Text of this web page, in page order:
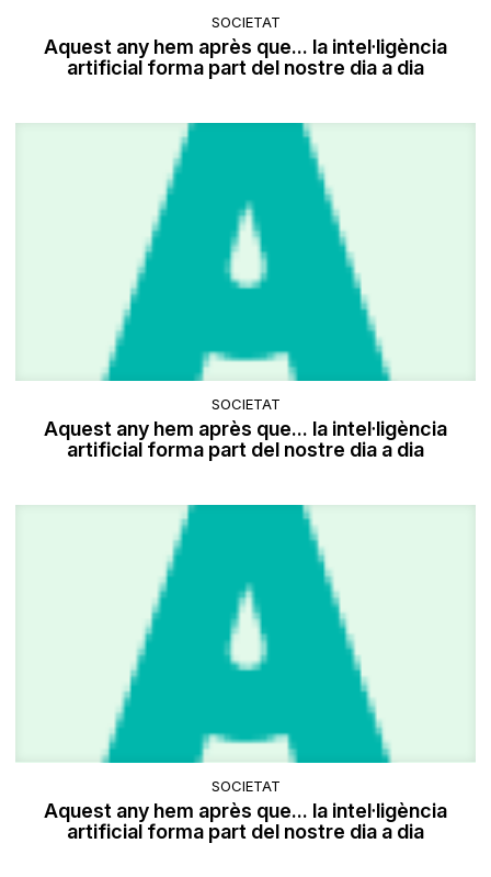
SOCIETAT
Aquest any hem après que... la intel·ligència
artificial forma part del nostre dia a dia
SOCIETAT
Aquest any hem après que... la intel·ligència
artificial forma part del nostre dia a dia
SOCIETAT
Aquest any hem après que... la intel·ligència
artificial forma part del nostre dia a dia